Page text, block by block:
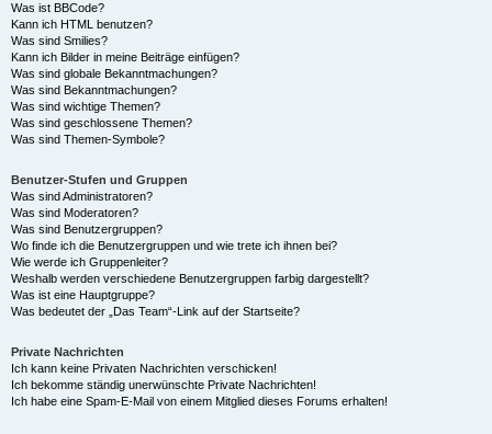
Was ist BBCode?
Kann ich HTML benutzen?
Was sind Smilies?
Kann ich Bilder in meine Beiträge einfügen?
Was sind globale Bekanntmachungen?
Was sind Bekanntmachungen?
Was sind wichtige Themen?
Was sind geschlossene Themen?
Was sind Themen-Symbole?
Benutzer-Stufen und Gruppen
Was sind Administratoren?
Was sind Moderatoren?
Was sind Benutzergruppen?
Wo finde ich die Benutzergruppen und wie trete ich ihnen bei?
Wie werde ich Gruppenleiter?
Weshalb werden verschiedene Benutzergruppen farbig dargestellt?
Was ist eine Hauptgruppe?
Was bedeutet der „Das Team“-Link auf der Startseite?
Private Nachrichten
Ich kann keine Privaten Nachrichten verschicken!
Ich bekomme ständig unerwünschte Private Nachrichten!
Ich habe eine Spam-E-Mail von einem Mitglied dieses Forums erhalten!